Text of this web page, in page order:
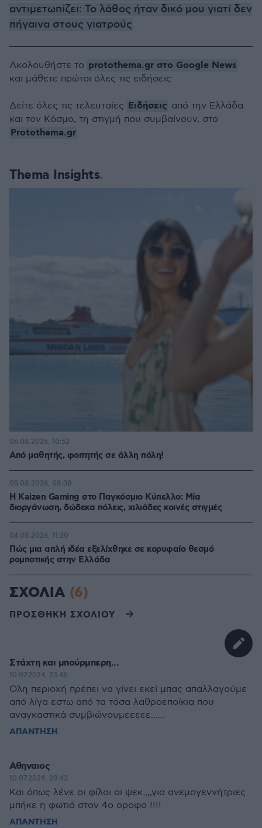
αντιμετωπίζει: Το λάθος ήταν δικό μου γιατί δεν
πήγαινα στους γιατρούς
Thema Insights
Από μαθητής, φοιτητής σε άλλη πόλη!
06.08.2026, 10:52
H Kaizen Gaming στο Παγκόσμιο Kύπελλο: Μία
διοργάνωση, δώδεκα πόλεις, χιλιάδες κοινές στιγμές
05.08.2026, 08:38
Πώς μια απλή ιδέα εξελίχθηκε σε κορυφαίο θεσμό
ρομποτικής στην Ελλάδα
04.08.2026, 11:20
Ακολουθήστε το protothema.gr στο Google News
και μάθετε πρώτοι όλες τις ειδήσεις
Δείτε όλες τις τελευταίες Ειδήσεις από την Ελλάδα
και τον Κόσμο, τη στιγμή που συμβαίνουν, στο
Protothema.gr
ΣΧΟΛΙΑ (6)
ΠΡΟΣΘΗΚΗ ΣΧΟΛΙΟΥ
Στάχτη και μπούρμπερη...
10.07.2024, 23:46
Ολη περιοχή πρέπει να γίνει εκεί μπας απαλλαγούμε
από λίγα εστω από τα τόσα λαθροεποίκια που
αναγκαστικά συμβιώνουμεεεεε......
ΑΠΑΝΤΗΣΗ
Αθηναιος
10.07.2024, 20:43
Και όπως λένε οι φίλοι οι ψεκ.,,,για ανεμογεννήτριες
μπήκε η φωτιά στον 4ο οροφο !!!!
ΑΠΑΝΤΗΣΗ